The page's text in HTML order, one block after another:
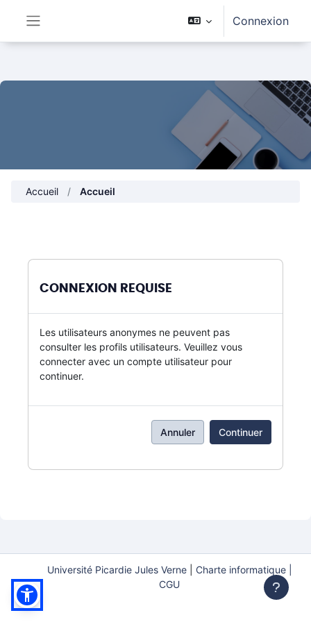
Connexion
Accueil Accueil
CONNEXION REQUISE
Les utilisateurs anonymes ne peuvent pas
consulter les profils utilisateurs. Veuillez vous
connecter avec un compte utilisateur pour
continuer.
Annuler Continuer
Université Picardie Jules Verne|
Charte informatique |
CGU